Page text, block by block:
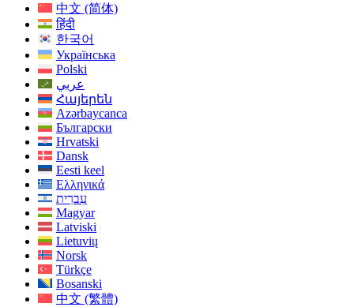
中文 (简体)
हिंदी
한국어
Українська
Polski
عربي
Հայերեն
Azərbaycanca
Български
Hrvatski
Dansk
Eesti keel
Ελληνικά
עִברִית
Magyar
Latviski
Lietuvių
Norsk
Türkçe
Bosanski
中文 (繁體)